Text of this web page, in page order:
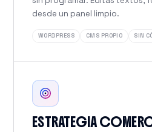
desde un panel limpio.
WORDPRESS CMS PROPIO SIN
ESTRATEGIA